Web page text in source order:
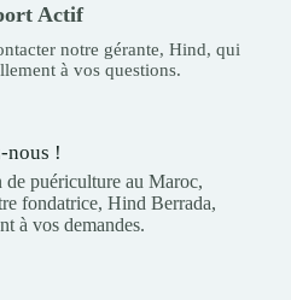
Actif
notre gérante, Hind, qui
à vos questions.
nous !
puériculture au Maroc,
fondatrice, Hind Berrada,
à vos demandes.